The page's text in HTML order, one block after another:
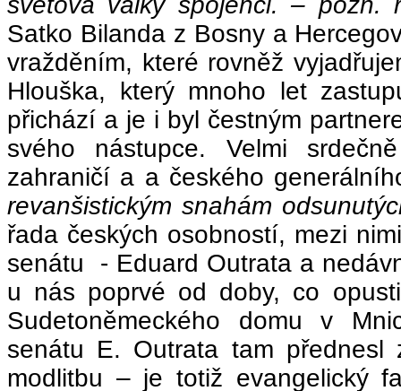
Satko Bilanda z Bosny a
vražděním, které rovněž
Hlouška, který mnoho let
přichází a je i byl čestným
svého nástupce. Velmi
zahraničí a a českého
revanšistickým snahám
řada českých osobností, mezi
senátu - Eduard Outrata a
u nás poprvé od doby, co
Sudetoněmeckého domu v
senátu E. Outrata tam přednesl
modlitbu – je totiž evangelický